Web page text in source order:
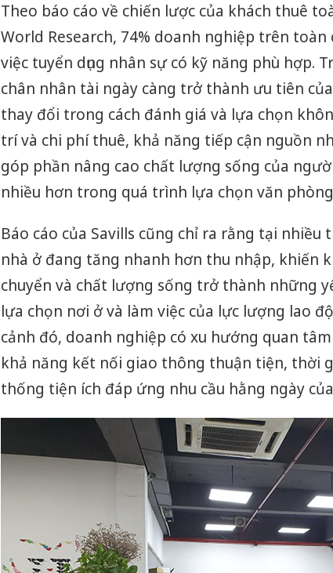
Theo báo cáo về chiến lược của khách thuê
World Research, 74% doanh nghiệp trên
việc tuyển dụng nhân sự có kỹ năng phù hợp.
chân nhân tài ngày càng trở thành ưu tiên
thay đổi trong cách đánh giá và lựa chọn
trí và chi phí thuê, khả năng tiếp cận nguồn
góp phần nâng cao chất lượng sống của
nhiều hơn trong quá trình lựa chọn văn
Báo cáo của Savills cũng chỉ ra rằng tại
nhà ở đang tăng nhanh hơn thu nhập, khiến
chuyển và chất lượng sống trở thành những
lựa chọn nơi ở và làm việc của lực lượng lao
cảnh đó, doanh nghiệp có xu hướng quan
khả năng kết nối giao thông thuận tiện, thời
thống tiện ích đáp ứng nhu cầu hằng ngày